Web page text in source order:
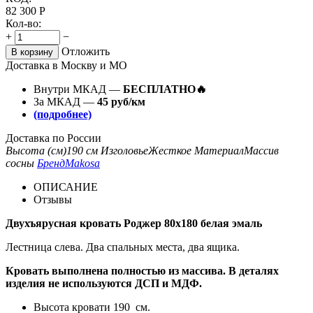
82 300 Р
Кол-во:
+
−
В корзину
Отложить
Доставка в Москву и МО
Внутри МКАД — БЕСПЛАТНО🔥
За МКАД — 45 руб/км
(подробнее)
Доставка по России
Высота (см)190 см ИзголовьеЖесткое МатериалМассив
сосны БрендMakosa
ОПИСАНИЕ
Отзывы
Двухъярусная кровать Роджер 80х180 белая эмаль
Лестница слева. Два спальных места, два ящика.
Кровать выполнена полностью из массива. В деталях
изделия не используются ДСП и МДФ.
Высота кровати 190 см.